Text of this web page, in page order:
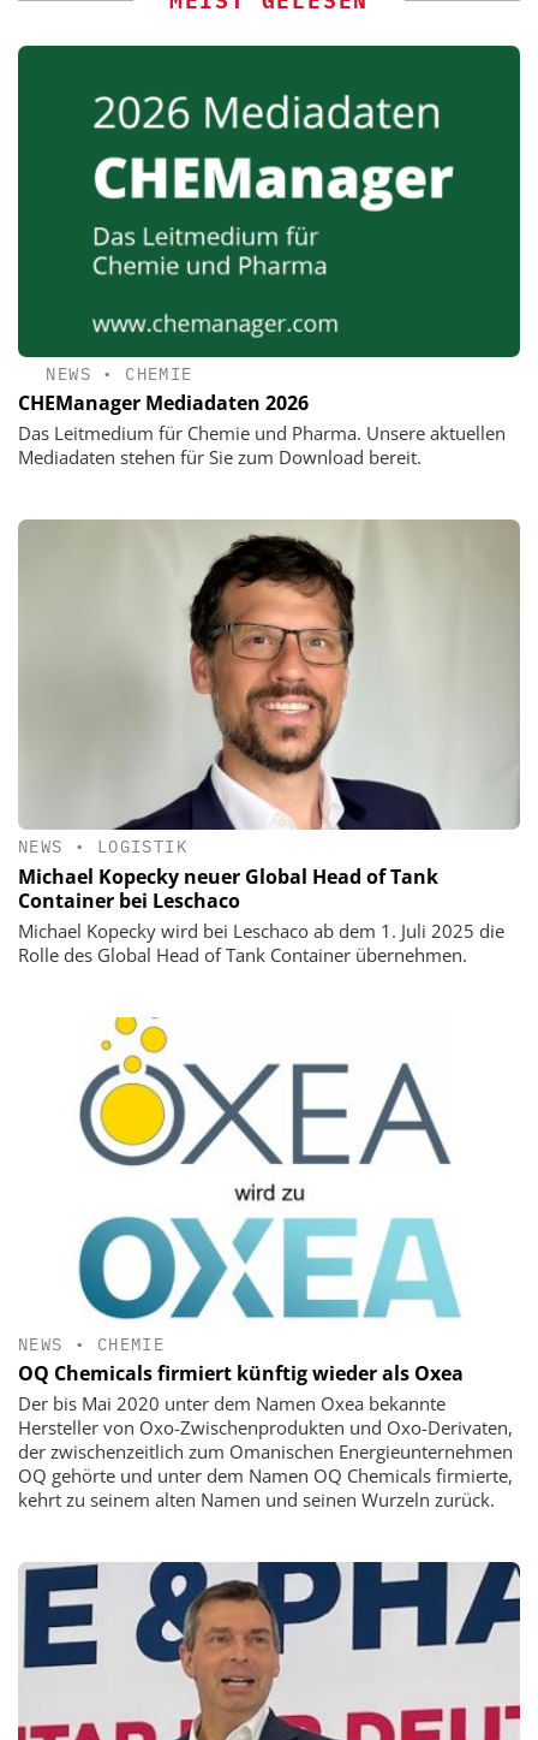
NEWS • CHEMIE
CHEManager Mediadaten 2026
Das Leitmedium für Chemie und Pharma. Unsere aktuellen
Mediadaten stehen für Sie zum Download bereit.
NEWS • LOGISTIK
Michael Kopecky neuer Global Head of Tank
Container bei Leschaco
Michael Kopecky wird bei Leschaco ab dem 1. Juli 2025 die
Rolle des Global Head of Tank Container übernehmen.
NEWS • CHEMIE
OQ Chemicals firmiert künftig wieder als Oxea
Der bis Mai 2020 unter dem Namen Oxea bekannte
Hersteller von Oxo-Zwischenprodukten und Oxo-Derivaten,
der zwischenzeitlich zum Omanischen Energieunternehmen
OQ gehörte und unter dem Namen OQ Chemicals firmierte,
kehrt zu seinem alten Namen und seinen Wurzeln zurück.